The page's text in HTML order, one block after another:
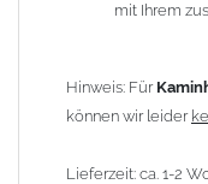
mit Ihrem
Hinweis: Für
können wir leider
Lieferzeit: ca. 1-2